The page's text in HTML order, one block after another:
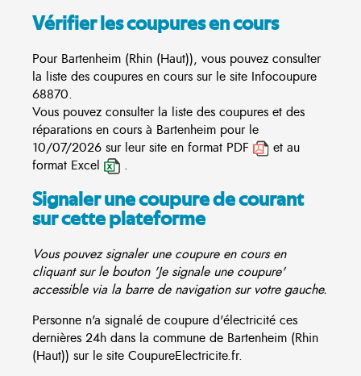
Vérifier les coupures en cours
Pour Bartenheim (Rhin (Haut)), vous pouvez consulter
la liste des coupures en cours sur le site Infocoupure
68870.
Vous pouvez consulter la liste des coupures et des
réparations en cours à Bartenheim pour le
10/07/2026 sur leur site en format PDF
et au
format Excel
.
Signaler une coupure de courant
sur cette plateforme
Vous pouvez signaler une coupure en cours en
cliquant sur le bouton 'Je signale une coupure'
accessible via la barre de navigation sur votre gauche.
Personne n'a signalé de coupure d'électricité ces
dernières 24h dans la commune de Bartenheim (Rhin
(Haut)) sur le site CoupureElectricite.fr.